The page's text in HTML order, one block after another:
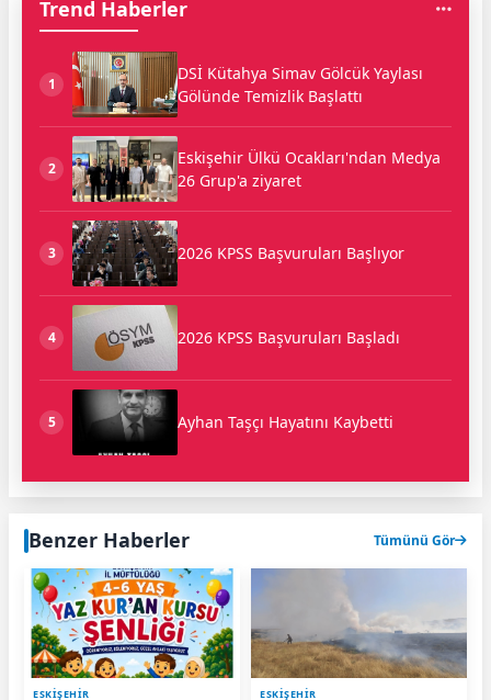
Trend Haberler
1
DSİ Kütahya Simav Gölcük Yaylası
Gölünde Temizlik Başlattı
2
Eskişehir Ülkü Ocakları'ndan Medya
26 Grup'a ziyaret
3 2026 KPSS Başvuruları Başlıyor
4 2026 KPSS Başvuruları Başladı
5 Ayhan Taşçı Hayatını Kaybetti
Benzer Haberler Tümünü Gör
ESKIŞEHIR ESKIŞEHIR